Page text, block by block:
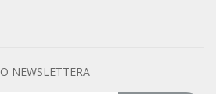
NEWSLETTERA